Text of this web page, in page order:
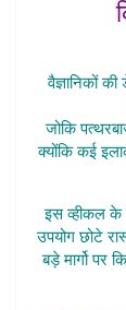
वैज्ञानिकों
जोकि
क्योंकि कई
इस व्हीकल के
उपयोग छोटे
बड़े मार्गो पर